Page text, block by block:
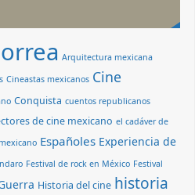
Arquitectura mexicana
Cineastas mexicanos Cine
Conquista cuentos republicanos
de cine mexicano el cadáver de
Españoles Experiencia de
Festival de rock en México Festival
Historia del cine historia